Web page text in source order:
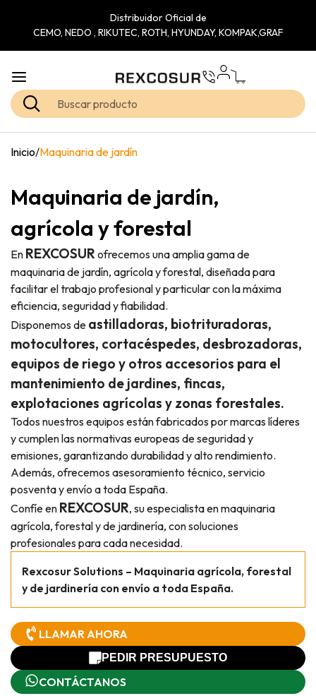
Distribuidor Oficial de
CEMO, NEDO , RIKUTEC, ROTH, HYUNDAY, KOMPAK,GRAF
Inicio/Maquinaria de jardín
Maquinaria de jardín,
agrícola y forestal
En REXCOSURofrecemos una amplia gama de
maquinaria de jardín, agrícola y forestal, diseñada para
facilitar el trabajo profesional y particular con la máxima
eficiencia, seguridad y fiabilidad.
Disponemos de astilladoras, biotrituradoras,
motocultores, cortacéspedes, desbrozadoras,
equipos de riego y otros accesorios para el
mantenimiento de jardines, fincas,
explotaciones agrícolas y zonas forestales.
Todos nuestros equipos están fabricados por marcas líderes
y cumplen las normativas europeas de seguridad y
emisiones, garantizando durabilidad y alto rendimiento.
Además, ofrecemos asesoramiento técnico, servicio
posventa y envío a toda España.
Confíe en REXCOSUR, su especialista en maquinaria
agrícola, forestal y de jardinería, con soluciones
profesionales para cada necesidad.
Rexcosur Solutions – Maquinaria agrícola, forestal
y de jardinería con envío a toda España.
LLAMAR AHORA
PEDIR PRESUPUESTO
CONTÁCTANOS